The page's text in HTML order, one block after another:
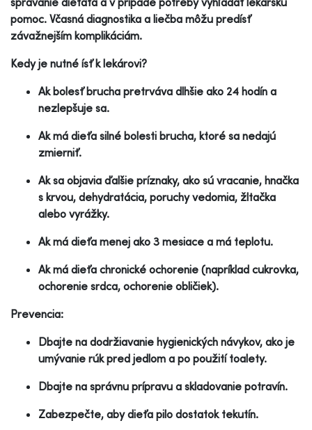
pomoc. Včasná diagnostika a liečba môžu predísť
závažnejším komplikáciám.
Kedy je nutné ísť k lekárovi?
Ak bolesť brucha pretrváva dlhšie ako 24 hodín a
nezlepšuje sa.
Ak má dieťa silné bolesti brucha, ktoré sa nedajú
zmierniť.
Ak sa objavia ďalšie príznaky, ako sú vracanie, hnačka
s krvou, dehydratácia, poruchy vedomia, žltačka
alebo vyrážky.
Ak má dieťa menej ako 3 mesiace a má teplotu.
Ak má dieťa chronické ochorenie (napríklad cukrovka,
ochorenie srdca, ochorenie obličiek).
Prevencia:
Dbajte na dodržiavanie hygienických návykov, ako je
umývanie rúk pred jedlom a po použití toalety.
Dbajte na správnu prípravu a skladovanie potravín.
Zabezpečte, aby dieťa pilo dostatok tekutín.